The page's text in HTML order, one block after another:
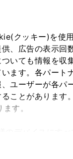
クッキー)を使
、広告の表示回
いても情報を収
ます。各パート
ユーザーが各パ
ことがあります
す。
。
札幌
入り